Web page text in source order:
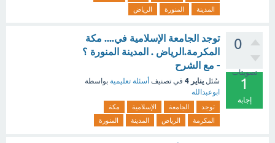
المدينة
المنورة الرياض
0
تصويتات
1
إجابة
توجد الجامعة الإسلامية في.... مكة
المكرمة.الرياض . المدينة المنورة ؟
- مع الشرح
سُئل يناير 4 في تصنيف أسئلة تعليمية بواسطة
ابوعبدالله
توجد الجامعة الإسلامية
مكة
المكرمة
الرياض المدينة المنورة